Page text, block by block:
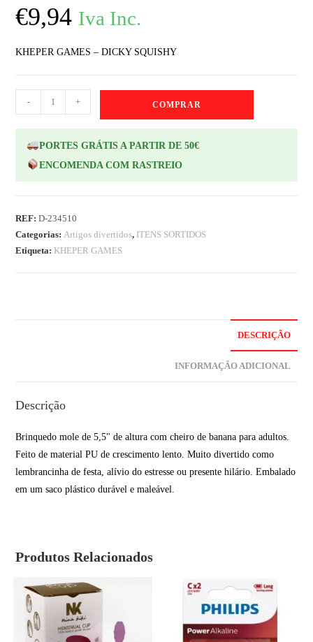
€9,94 Iva Inc.
KHEPER GAMES – DICKY SQUISHY
- + COMPRAR
PORTES GRÁTIS A PARTIR DE 50€
ENCOMENDA COM RASTREIO
REF:D-234510
Categorias:Artigos divertidos, ITENS SORTIDOS
Etiqueta: KHEPER GAMES
DESCRIÇÃO
INFORMAÇÃO ADICIONAL
Descrição
Brinquedo mole de 5,5" de altura com cheiro de banana para adultos.
Feito de material PU de crescimento lento. Muito divertido como
lembrancinha de festa, alívio do estresse ou presente hilário. Embalado
em um saco plástico durável e maleável.
Produtos Relacionados